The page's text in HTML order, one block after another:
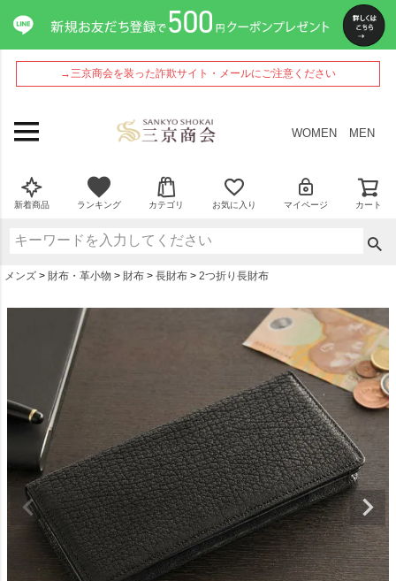
→三京商会を装った詐欺サイト・メールにご注意ください
WOMEN MEN
新着商品 ランキング カテゴリ お気に入り マイページ カート
メンズ 財布・革小物 財布 長財布 2つ折り長財布
ペー
ジト
ップ
へ